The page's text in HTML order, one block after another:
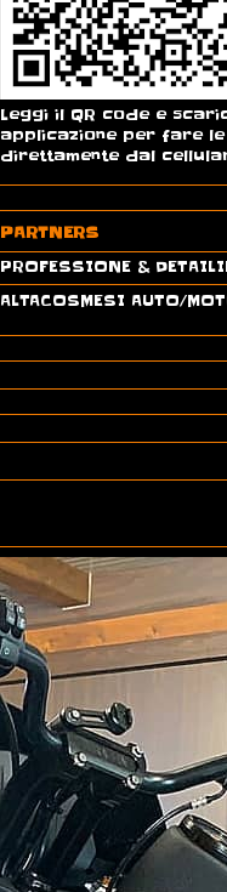
Leggi il QR code e
applicazione per fare
direttamente dal
PARTNERS
PROFESSIONE &
ALTACOSMESI AUTO/